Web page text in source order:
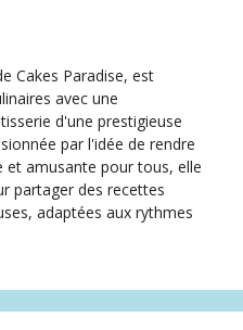
Cakes Paradise, est
avec une
d'une prestigieuse
par l'idée de rendre
et amusante pour tous, elle
partager des recettes
adaptées aux rythmes